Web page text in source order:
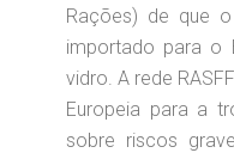
Rações) de que
importado para o
vidro. A rede
Europeia para a
sobre riscos